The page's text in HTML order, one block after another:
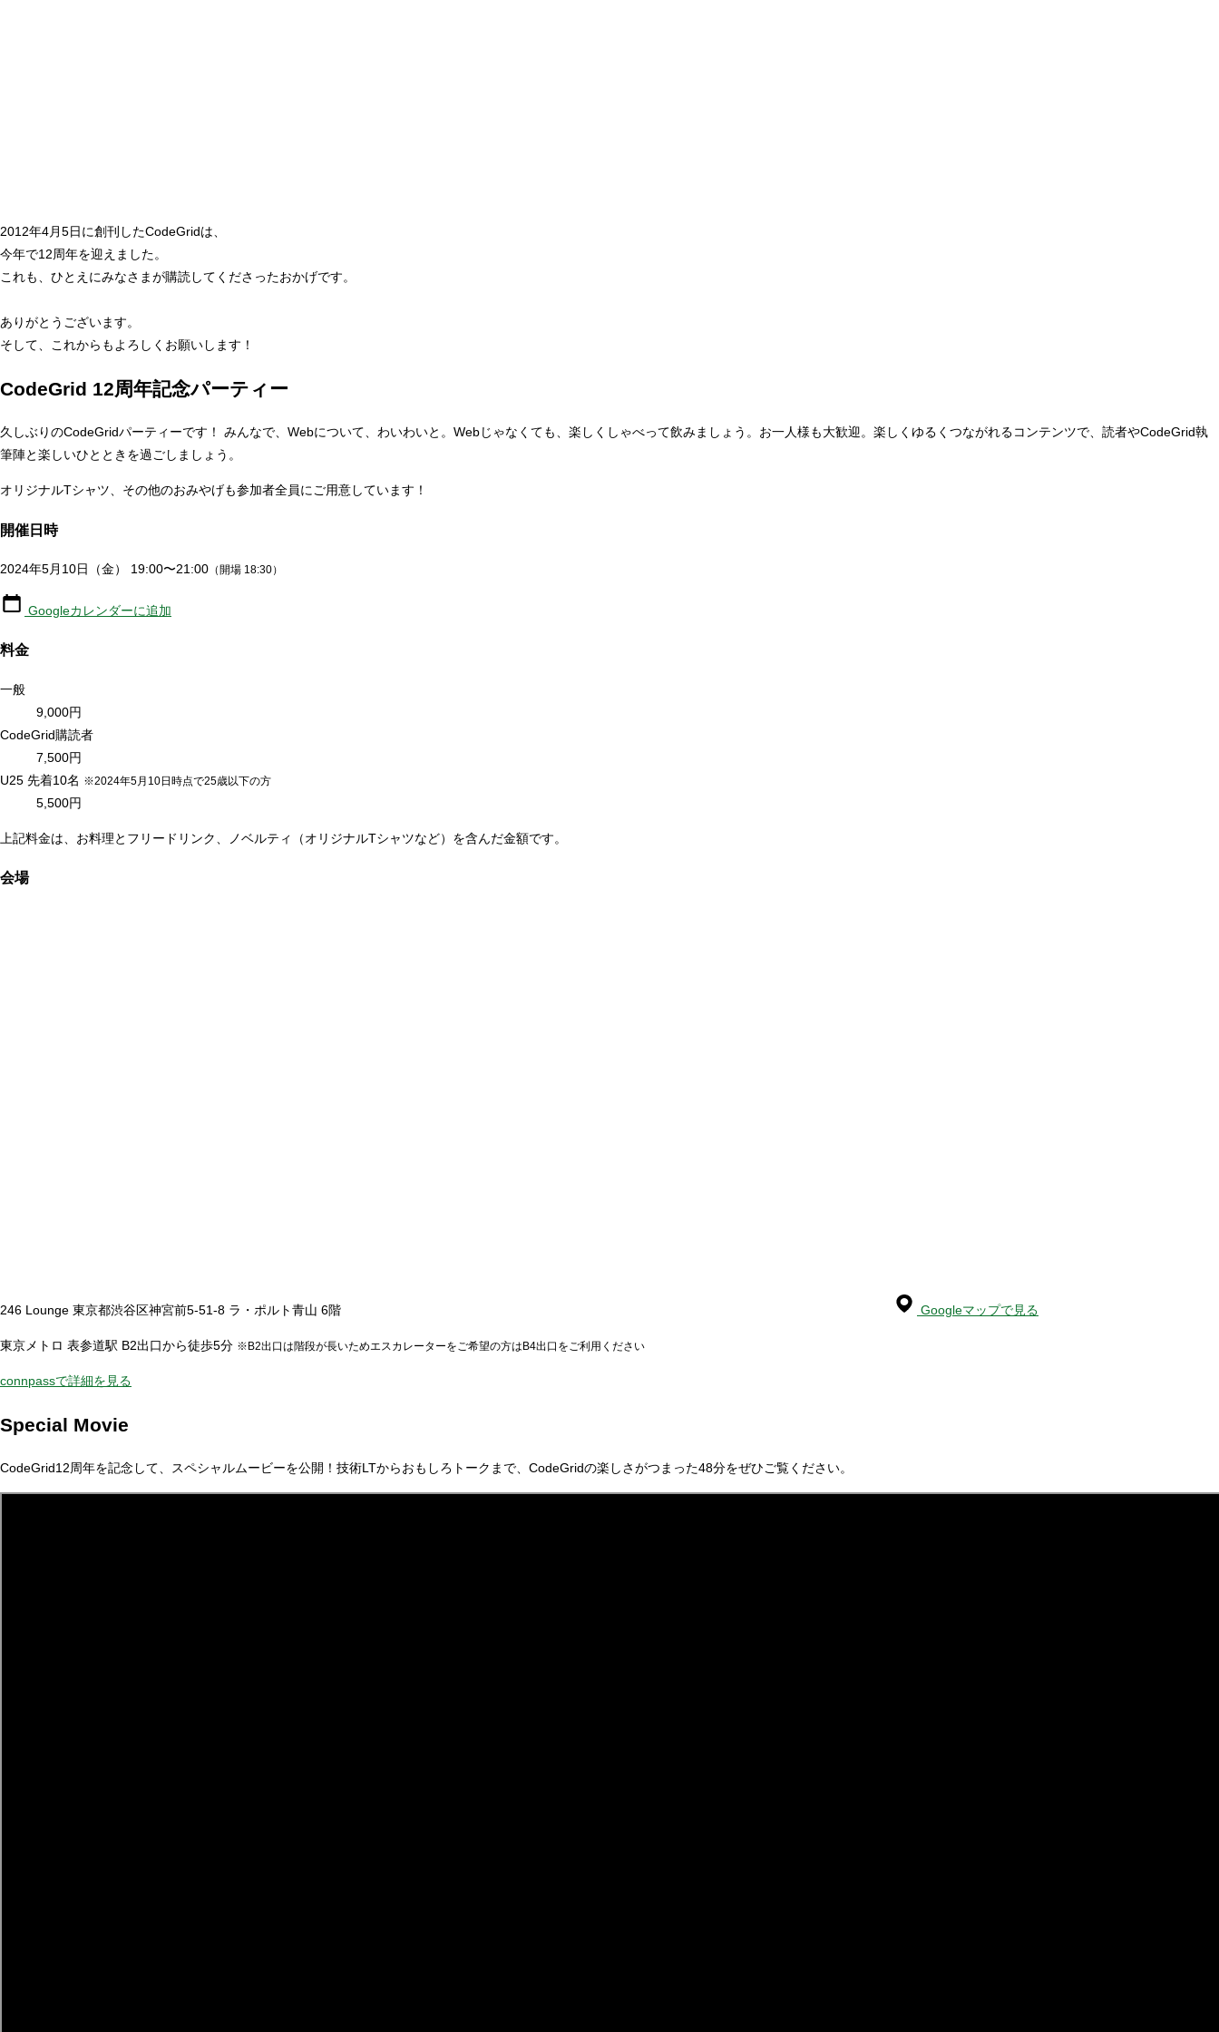
2012年4月5日に創刊したCodeGridは、
今年で12周年を迎えました。
これも、ひとえにみなさまが購読してくださったおかげです。
ありがとうございます。
そして、これからもよろしくお願いします！
CodeGrid 12周年記念パーティー
久しぶりのCodeGridパーティーです！ みんなで、Webについて、わいわいと。Webじゃなくても、楽しくしゃべって飲みましょう。お一人様も大歓迎。楽しくゆるくつながれるコンテンツで、読者やCodeGrid執
筆陣と楽しいひとときを過ごしましょう。
オリジナルTシャツ、その他のおみやげも参加者全員にご用意しています！
開催日時
2024年5月10日（金） 19:00〜21:00 （開場 18:30）
Googleカレンダーに追加
料金
一般
9,000円
CodeGrid購読者
7,500円
U25 先着10名 ※2024年5月10日時点で25歳以下の方
5,500円
上記料金は、お料理とフリードリンク、ノベルティ（オリジナルTシャツなど）を含んだ金額です。
会場
246 Lounge 東京都渋谷区神宮前5-51-8 ラ・ポルト青山 6階 Googleマップで見る
東京メトロ 表参道駅 B2出口から徒歩5分 ※B2出口は階段が長いためエスカレーターをご希望の方はB4出口をご利用ください
connpassで詳細を見る
Special Movie
CodeGrid12周年を記念して、スペシャルムービーを公開！技術LTからおもしろトークまで、CodeGridの楽しさがつまった48分をぜひご覧ください。